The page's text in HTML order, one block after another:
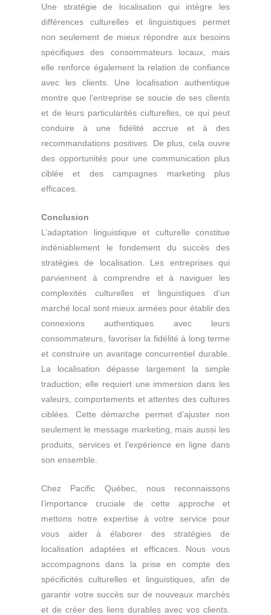
Une stratégie de localisation qui intègre les
différences culturelles et linguistiques permet
non seulement de mieux répondre aux besoins
spécifiques des consommateurs locaux, mais
elle renforce également la relation de confiance
avec les clients. Une localisation authentique
montre que l’entreprise se soucie de ses clients
et de leurs particularités culturelles, ce qui peut
conduire à une fidélité accrue et à des
recommandations positives. De plus, cela ouvre
des opportunités pour une communication plus
ciblée et des campagnes marketing plus
efficaces.
Conclusion
L’adaptation linguistique et culturelle constitue
indéniablement le fondement du succès des
stratégies de localisation. Les entreprises qui
parviennent à comprendre et à naviguer les
complexités culturelles et linguistiques d’un
marché local sont mieux armées pour établir des
connexions authentiques avec leurs
consommateurs, favoriser la fidélité à long terme
et construire un avantage concurrentiel durable.
La localisation dépasse largement la simple
traduction; elle requiert une immersion dans les
valeurs, comportements et attentes des cultures
ciblées. Cette démarche permet d’ajuster non
seulement le message marketing, mais aussi les
produits, services et l’expérience en ligne dans
son ensemble.
Chez Pacific Québec, nous reconnaissons
l’importance cruciale de cette approche et
mettons notre expertise à votre service pour
vous aider à élaborer des stratégies de
localisation adaptées et efficaces. Nous vous
accompagnons dans la prise en compte des
spécificités culturelles et linguistiques, afin de
garantir votre succès sur de nouveaux marchés
et de créer des liens durables avec vos clients.